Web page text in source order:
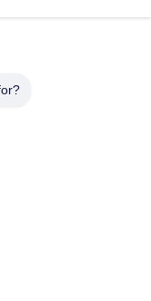
ンブリ パッケージ